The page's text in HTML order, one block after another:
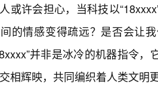
或许会担心，当科技以
的情感变得疏远？是否会让
并非是冰冷的机器指令
相辉映，共同编织着人类文明